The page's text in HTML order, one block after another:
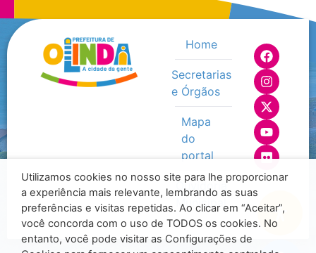
Home
Secretarias
e Órgãos
Mapa
do
portal
Ouvidoria
Municipal
Utilizamos cookies no nosso site para lhe proporcionar
a experiência mais relevante, lembrando as suas
preferências e visitas repetidas. Ao clicar em “Aceitar”,
você concorda com o uso de TODOS os cookies. No
entanto, você pode visitar as Configurações de